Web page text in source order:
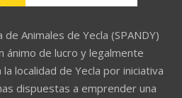
Animales de Yecla (SPANDY)
ánimo de lucro y legalmente
localidad de Yecla por iniciativa
dispuestas a emprender una